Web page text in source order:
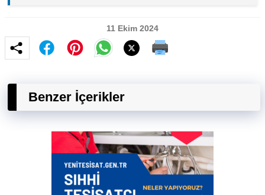
11 Ekim 2024
Benzer İçerikler